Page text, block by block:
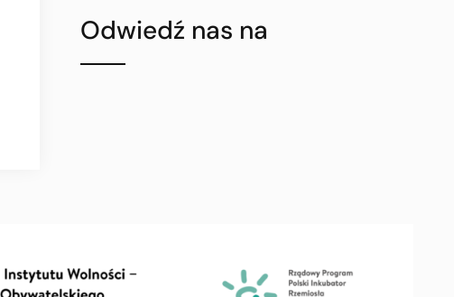
Odwiedź nas na